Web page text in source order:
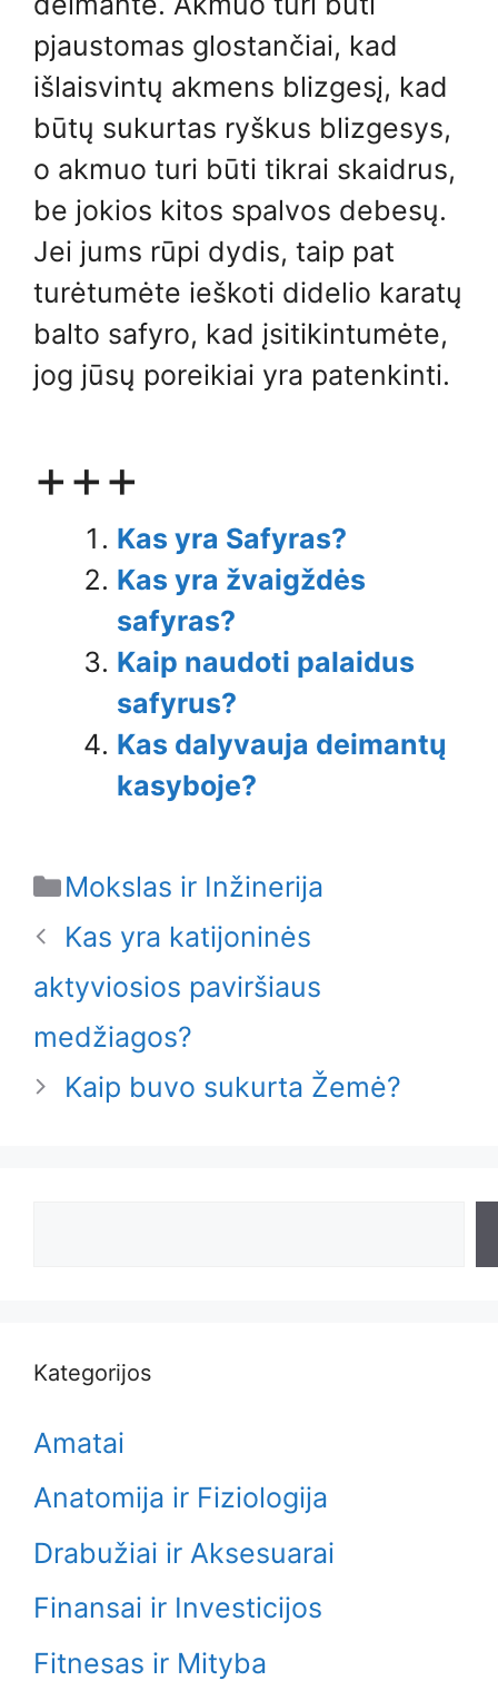
pjaustomas glostančiai, kad
išlaisvintų akmens blizgesį, kad
būtų sukurtas ryškus blizgesys,
o akmuo turi būti tikrai skaidrus,
be jokios kitos spalvos debesų.
Jei jums rūpi dydis, taip pat
turėtumėte ieškoti didelio karatų
balto safyro, kad įsitikintumėte,
jog jūsų poreikiai yra patenkinti.
+++
Kas yra Safyras?
Kas yra žvaigždės
safyras?
Kaip naudoti palaidus
safyrus?
Kas dalyvauja deimantų
kasyboje?
Categories
Mokslas ir Inžinerija
Kas yra katijoninės
aktyviosios paviršiaus
medžiagos?
Kaip buvo sukurta Žemė?
Kategorijos
Amatai
Anatomija ir Fiziologija
Drabužiai ir Aksesuarai
Finansai ir Investicijos
Fitnesas ir Mityba